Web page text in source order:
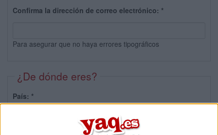
Confirma la dirección de correo electrónico: *
Para asegurar que no haya errores tipográficos
¿De dónde eres?
País: *